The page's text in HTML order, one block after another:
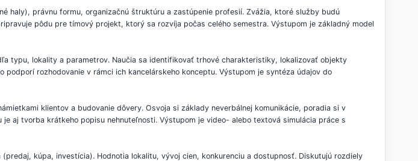
haly), právnu formu, organizačnú štruktúru a zastúpenie profesií. Zvážia, ktoré služby budú
pôdu pre tímový projekt, ktorý sa rozvíja počas celého semestra. Výstupom je základný model
typu, lokality a parametrov. Naučia sa identifikovať trhové charakteristiky, lokalizovať objekty
rozhodovanie v rámci ich kancelárskeho konceptu. Výstupom je syntéza údajov do
klientov a budovanie dôvery. Osvoja si základy neverbálnej komunikácie, poradia si v
aj tvorba krátkeho popisu nehnuteľnosti. Výstupom je video- alebo textová simulácia práce s
kúpa, investícia). Hodnotia lokalitu, vývoj cien, konkurenciu a dostupnosť. Diskutujú rozdiely